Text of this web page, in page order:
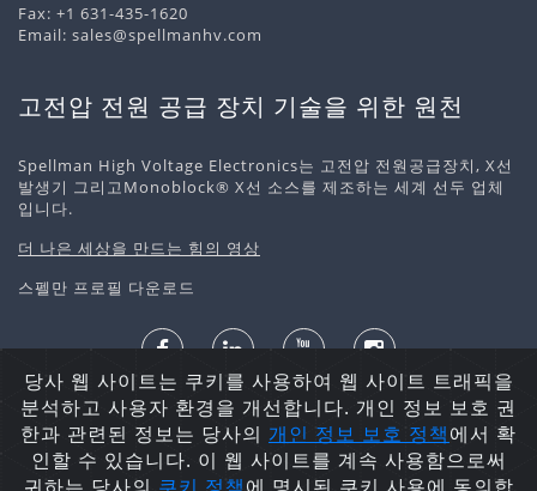
Fax: +1 631-435-1620
Email: sales@spellmanhv.com
고전압 전원 공급 장치 기술을 위한 원천
Spellman High Voltage Electronics는 고전압 전원공급장치, X선
발생기 그리고Monoblock® X선 소스를 제조하는 세계 선두 업체
입니다.
더 나은 세상을 만드는 힘의 영상
스펠만 프로필 다운로드
개인정보 처리정책쿠키 정책사이트맵
저작권 ©2026 Spellman High Voltage Electronics
Corporation. 무단 전재 및 재배포 금지.
당사 웹 사이트는 쿠키를 사용하여 웹 사이트 트래픽을
분석하고 사용자 환경을 개선합니다. 개인 정보 보호 권
한과 관련된 정보는 당사의 개인 정보 보호 정책에서 확
인할 수 있습니다. 이 웹 사이트를 계속 사용함으로써